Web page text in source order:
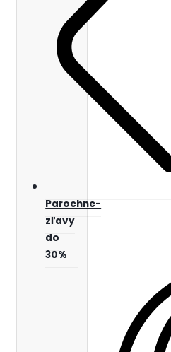
Parochne-
zľavy
do
30%